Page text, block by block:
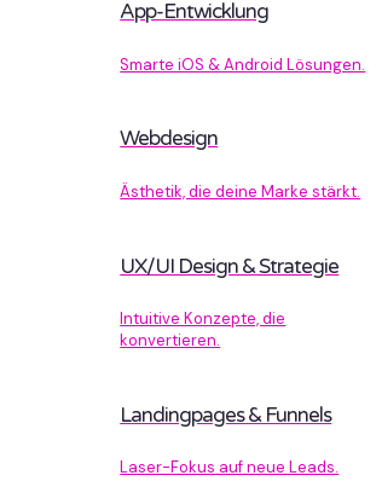
App-Entwicklung
Smarte iOS & Android Lösungen.
Webdesign
Ästhetik, die deine Marke stärkt.
UX/UI Design & Strategie
Intuitive Konzepte, die
konvertieren.
Landingpages & Funnels
Laser-Fokus auf neue Leads.